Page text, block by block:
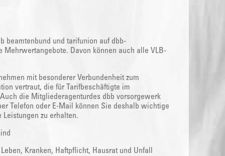
beamtenbund und tarifunion auf dbb-
Davon können auch alle VLB-
mit besonderer Verbundenheit zum
vertraut, die für Tarifbeschäftigte im
die Mitgliederagenturdes dbb vorsorgewerk
Telefon oder E-Mail können Sie deshalb wichtige
Leistungen zu erhalten.
Kranken, Haftpflicht, Hausrat und Unfall